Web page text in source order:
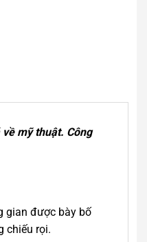
mỹ thuật. Công
gian được bày bố
chiếu rọi.